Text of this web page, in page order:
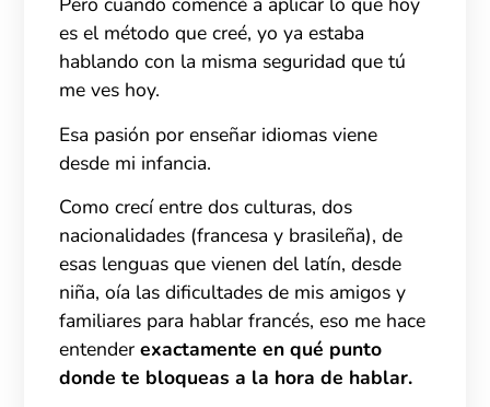
es el método que creé, yo ya estaba
hablando con la misma seguridad que tú
me ves hoy.
Esa pasión por enseñar idiomas viene
desde mi infancia.
Como crecí entre dos culturas, dos
nacionalidades (francesa y brasileña), de
esas lenguas que vienen del latín, desde
niña, oía las dificultades de mis amigos y
familiares para hablar francés, eso me hace
entenderexactamente en qué punto
donde te bloqueas a la hora de hablar.